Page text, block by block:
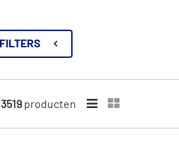
FILTERS
3519 producten